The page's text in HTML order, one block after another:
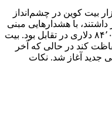
بیت ‌کوین در چشم‌انداز
با هشدارهایی مبنی
بر کف‌های قیمتی جدید که با اهداف ۸۴٬۰۰۰ دلاری در تقابل بود. بیت
از سطح ۶۹٬۰۰۰ دلار حفاظت کند در حالی که آخر
جدید آغاز شد. نکات